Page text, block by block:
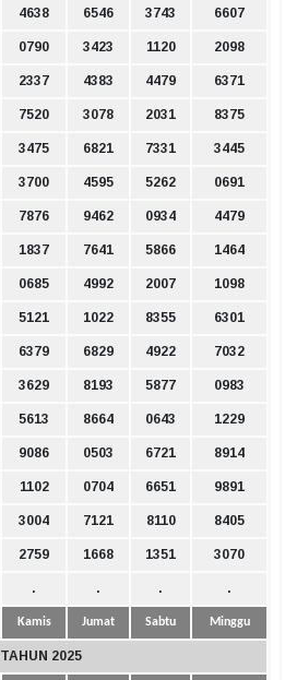
4638 6546 3743 6607
0790 3423 1120 2098
2337 4383 4479 6371
7520 3078 2031 8375
3475 6821 7331 3445
3700 4595 5262 0691
7876 9462 0934 4479
1837 7641 5866 1464
0685 4992 2007 1098
5121 1022 8355 6301
6379 6829 4922 7032
3629 8193 5877 0983
5613 8664 0643 1229
9086 0503 6721 8914
1102 0704 6651 9891
3004 7121 8110 8405
2759 1668 1351 3070
. . . .
Kamis Jumat Sabtu Minggu
TAHUN 2025